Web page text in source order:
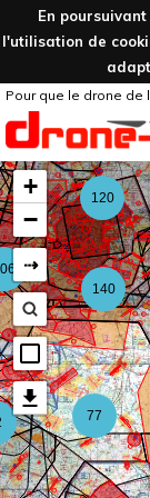
En
l'utilisation de
Pour que le drone de
77
140
120
+
−
⇢